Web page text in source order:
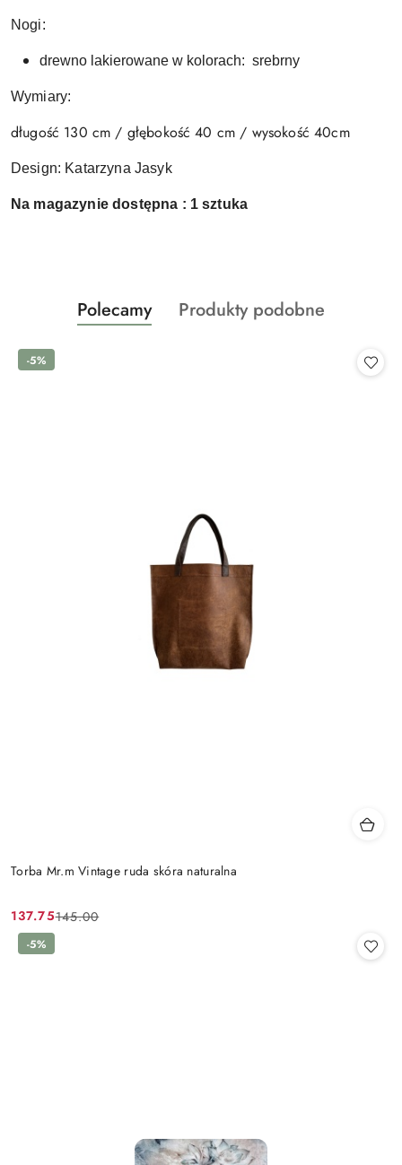
Nogi:
drewno lakierowane w kolorach: srebrny
Wymiary:
długość 130 cm / głębokość 40 cm / wysokość 40cm
Design: Katarzyna Jasyk
Na magazynie dostępna : 1 sztuka
Pomiń karuzelę produktów
Produkty
o
Polecamy
Produkty
Produkty podobne
Torba Mr.m Vintage ruda skóra naturalna
Cena
promocyjna:
137.75
Cena
przed
145.00
-5%
-5%